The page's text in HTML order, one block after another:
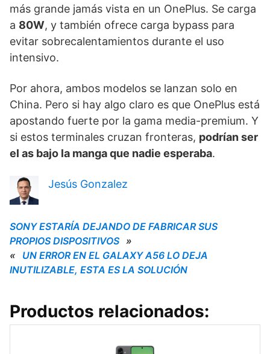
más grande jamás vista en un OnePlus. Se carga
a 80W, y también ofrece carga bypass para
evitar sobrecalentamientos durante el uso
intensivo.
Por ahora, ambos modelos se lanzan solo en
China. Pero si hay algo claro es que OnePlus está
apostando fuerte por la gama media-premium. Y
si estos terminales cruzan fronteras, podrían ser
el as bajo la manga que nadie esperaba.
Jesús Gonzalez
SONY ESTARÍA DEJANDO DE FABRICAR SUS
PROPIOS DISPOSITIVOS »
«
UN ERROR EN EL GALAXY A56 LO DEJA
INUTILIZABLE, ESTA ES LA SOLUCIÓN
Productos relacionados: